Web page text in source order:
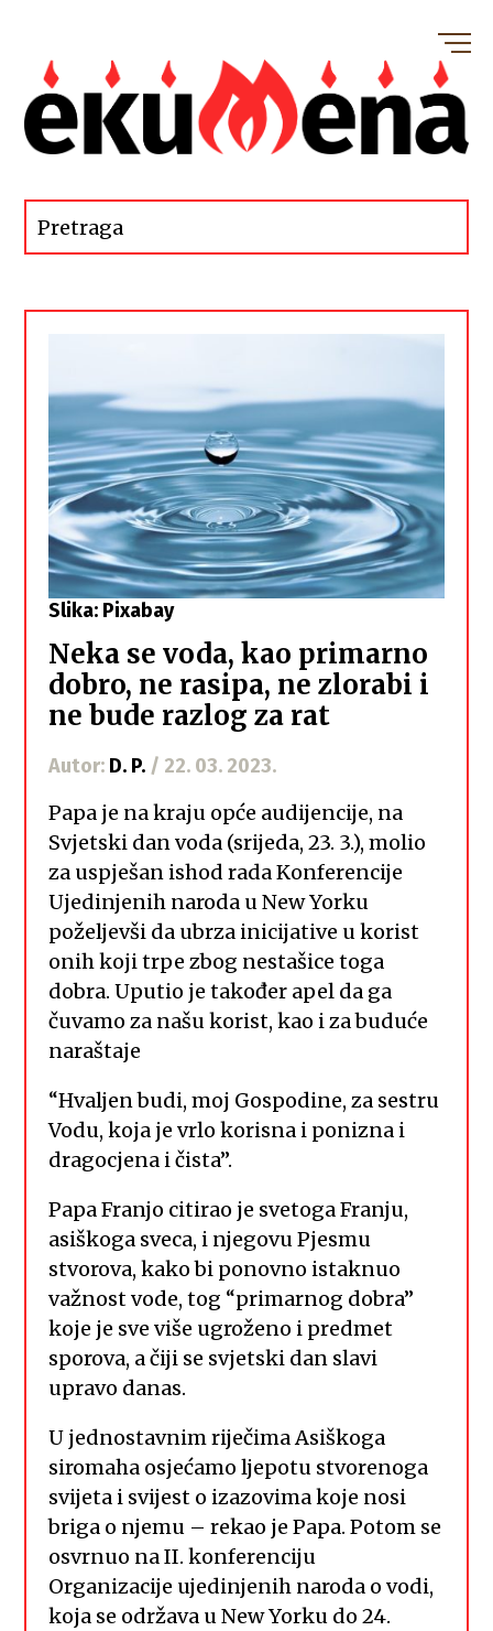
Slika: Pixabay
Neka se voda, kao primarno
dobro, ne rasipa, ne zlorabi i
ne bude razlog za rat
Autor: D. P. / 22. 03. 2023.
Papa je na kraju opće audijencije, na
Svjetski dan voda (srijeda, 23. 3.), molio
za uspješan ishod rada Konferencije
Ujedinjenih naroda u New Yorku
poželjevši da ubrza inicijative u korist
onih koji trpe zbog nestašice toga
dobra. Uputio je također apel da ga
čuvamo za našu korist, kao i za buduće
naraštaje
“Hvaljen budi, moj Gospodine, za sestru
Vodu, koja je vrlo korisna i ponizna i
dragocjena i čista”.
Papa Franjo citirao je svetoga Franju,
asiškoga sveca, i njegovu Pjesmu
stvorova, kako bi ponovno istaknuo
važnost vode, tog “primarnog dobra”
koje je sve više ugroženo i predmet
sporova, a čiji se svjetski dan slavi
upravo danas.
U jednostavnim riječima Asiškoga
siromaha osjećamo ljepotu stvorenoga
svijeta i svijest o izazovima koje nosi
briga o njemu – rekao je Papa. Potom se
osvrnuo na II. konferenciju
Organizacije ujedinjenih naroda o vodi,
koja se održava u New Yorku do 24.